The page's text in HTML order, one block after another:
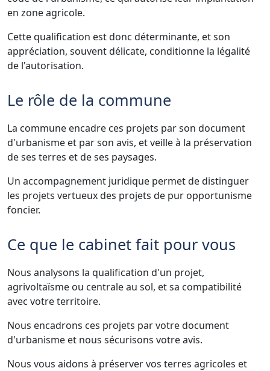
en zone agricole.
Cette qualification est donc déterminante, et son
appréciation, souvent délicate, conditionne la légalité
de l'autorisation.
Le rôle de la commune
La commune encadre ces projets par son document
d'urbanisme et par son avis, et veille à la préservation
de ses terres et de ses paysages.
Un accompagnement juridique permet de distinguer
les projets vertueux des projets de pur opportunisme
foncier.
Ce que le cabinet fait pour vous
Nous analysons la qualification d'un projet,
agrivoltaïsme ou centrale au sol, et sa compatibilité
avec votre territoire.
Nous encadrons ces projets par votre document
d'urbanisme et nous sécurisons votre avis.
Nous vous aidons à préserver vos terres agricoles et